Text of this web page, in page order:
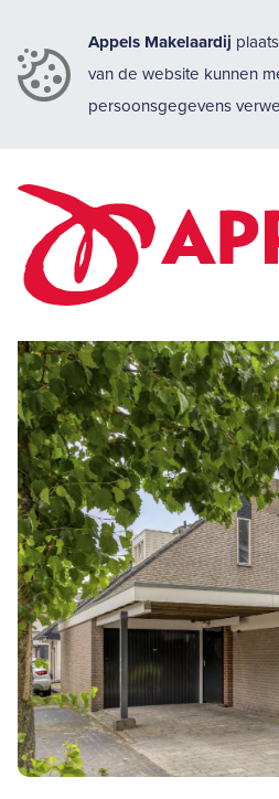
Appels Makelaardij
van de website kunnen
persoonsgegevens